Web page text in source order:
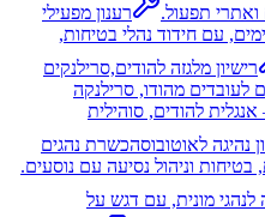
ואתרי תפעול.
רענון מפעילי
עם חידוד נהלי בטיחות,
רישיון מלגזה להודים,סרילנקים
לעובדים מהודו, סרילנקה
להודים, סוהילית
נהיגה לאוטובוסהכשרת נהגים
וניהול נסיעה עם נוסעים.
מונית, עם דגש על